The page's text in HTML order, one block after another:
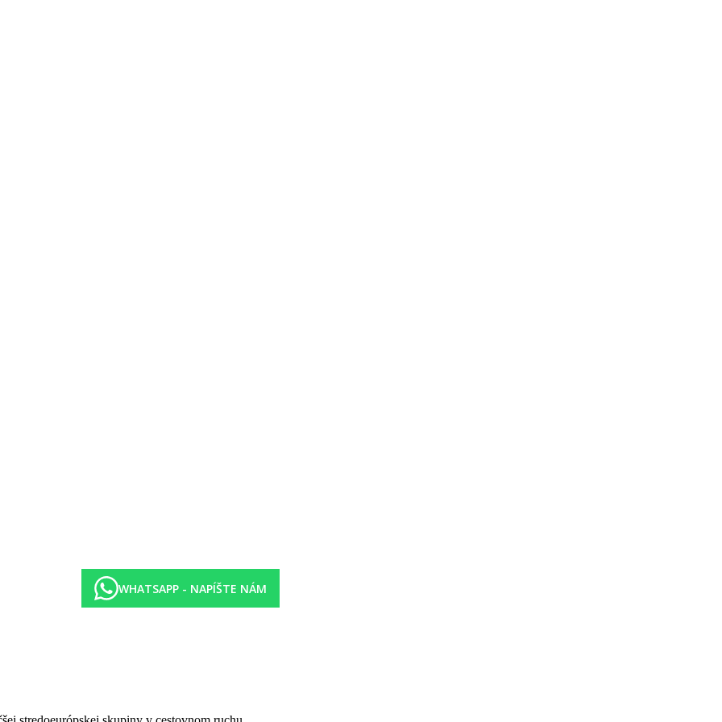
uvedené vybavenie)
z menu v hlavnej reštaurácii
hod.) vo vybraných hotelových zariadeniach (The Atrium Café a bar pri bazéne)
súčasťou programu all inclusive
roka meniť
WHATSAPP - NAPÍŠTE NÁM